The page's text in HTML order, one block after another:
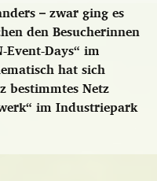
– zwar ging es
den Besucherinnen
Event-Days“ im
hat sich
bestimmtes Netz
im Industriepark